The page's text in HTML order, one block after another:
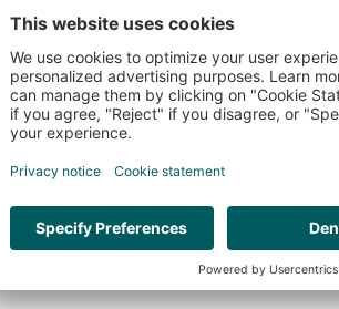
NIEUWS
Interview met Richard en
Hendrik over het samengaan
Consultancy.nl interviewde Richard en Hendrik
over het samengaan van Bright & Company en de
Galan Groep.